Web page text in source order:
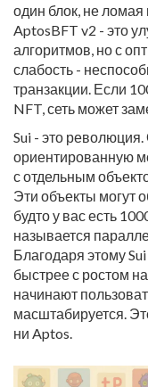
один блок, не ломая
AptosBFT v2 - это
алгоритмов, но с
слабость -
транзакции. Если
NFT, сеть может
Sui - это
ориентированную
с отдельным
Эти объекты могут
будто у вас есть
называется
Благодаря этому
быстрее с ростом
начинают
масштабируется.
ни Aptos.